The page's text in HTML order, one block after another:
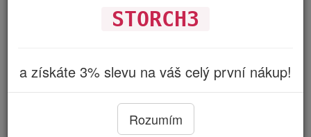
STORCH sada uhlíků pro LP
2x690364 včetně držáku
STORCH3
a získáte 3% slevu na váš celý první nákup!
Rozumím